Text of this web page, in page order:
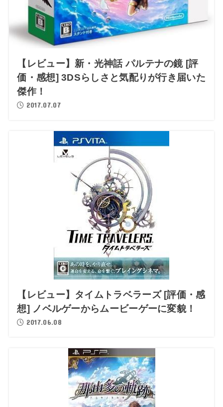
【レビュー】新・光神話 パルテナの鏡 [評
価・感想] 3DSらしさと気配りが行き届いた
傑作！
2017.07.07
【レビュー】タイムトラベラーズ [評価・感
想] ノベルゲーからムービーゲーに変貌！
2017.06.08